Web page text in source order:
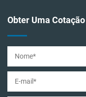
Obter Uma Cotação